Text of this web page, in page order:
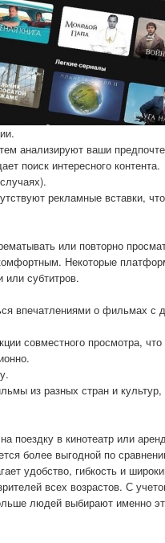
анализируют ваши
поиск интересного контента.
рекламные вставки,
или повторно
Некоторые
или субтитров.
впечатлениями о фильмах с
совместного просмотра, что
из разных стран и культур,
поездку в кинотеатр или
более выгодной по
удобство, гибкость и
всех возрастов. С
людей выбирают именно